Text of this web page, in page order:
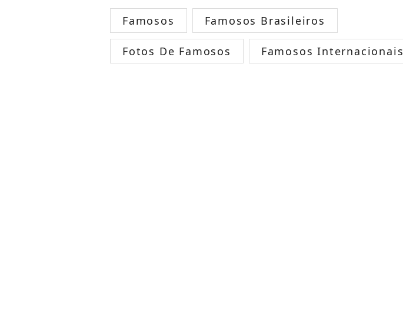
Famosos Famosos Brasileiros
Fotos De Famosos Famosos Internacionais